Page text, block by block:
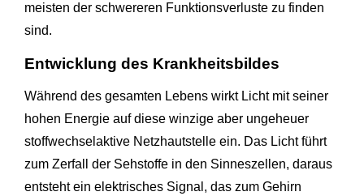
meisten der schwereren Funktionsverluste zu finden
sind.
Entwicklung des Krankheitsbildes
Während des gesamten Lebens wirkt Licht mit seiner
hohen Energie auf diese winzige aber ungeheuer
stoffwechselaktive Netzhautstelle ein. Das Licht führt
zum Zerfall der Sehstoffe in den Sinneszellen, daraus
entsteht ein elektrisches Signal, das zum Gehirn